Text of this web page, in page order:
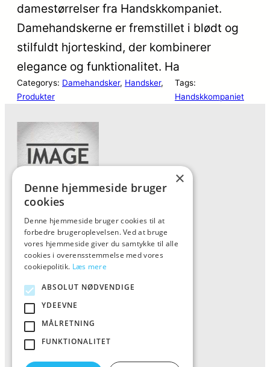
damestørrelser fra Handskkompaniet.
Damehandskerne er fremstillet i blødt og
stilfuldt hjorteskind, der kombinerer
elegance og funktionalitet. Ha
Categorys: Damehandsker, Handsker
Produkter
Tags:
Handskkompaniet
Forside
Vis alle produkter
Kontakt
ALFA
Tlf: 7876 8672
×
Denne hjemmeside bruger
cookies
Denne hjemmeside bruger cookies til at
forbedre brugeroplevelsen. Ved at bruge
vores hjemmeside giver du samtykke til alle
cookies i overensstemmelse med vores
cookiepolitik. Læs mere
ABSOLUT NØDVENDIGE
YDEEVNE
MÅLRETNING
FUNKTIONALITET